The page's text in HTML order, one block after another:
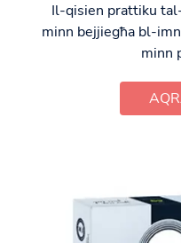
Il-qisien prattiku
minn bejjiegħa bl-
minn